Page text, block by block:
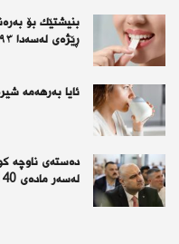
ڕێژەی لەسەدا ٩٣ كەمدەكاتەوە
ئايا به‌رهه‌مه‌
دەستەی ناوچە
لەسەر مادەی 140 رەتدەكەینەوە